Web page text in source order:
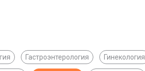
Гастроэнтерология Гинекология